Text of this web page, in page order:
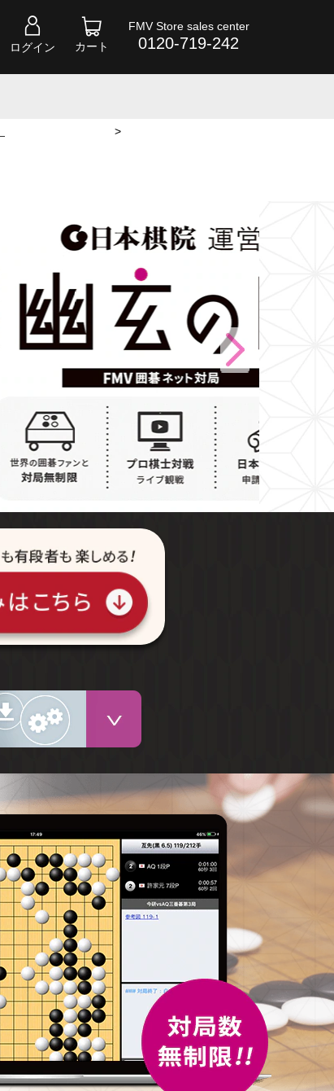
ログイン カート
FMV Store sales center
0120-719-242
>